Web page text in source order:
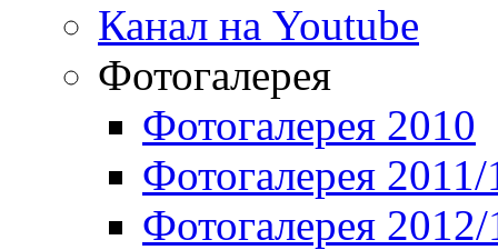
Канал на Youtube
Фотогалерея
Фотогалерея 2010
Фотогалерея 2011/
Фотогалерея